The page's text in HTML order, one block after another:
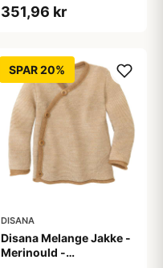
351,96 kr
SPAR 20%
DISANA
Disana Melange Jakke -
Merinould -